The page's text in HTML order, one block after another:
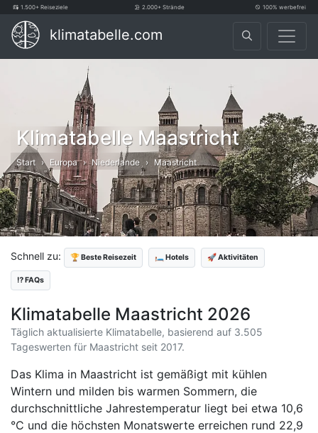
1.500+ Reiseziele 2.000+ Strände 100% werbefrei
klimatabelle.com
Klimatabelle Maastricht
Start Europa Niederlande Maastricht
Schnell zu: 🏆 Beste Reisezeit 🛏️ Hotels 🚀 Aktivitäten
⁉️ FAQs
Klimatabelle Maastricht 2026
Täglich aktualisierte Klimatabelle, basierend auf 3.505
Tageswerten für Maastricht seit 2017.
Das Klima in Maastricht ist gemäßigt mit kühlen
Wintern und milden bis warmen Sommern, die
durchschnittliche Jahrestemperatur liegt bei etwa 10,6
°C und die höchsten Monatswerte erreichen rund 22,9